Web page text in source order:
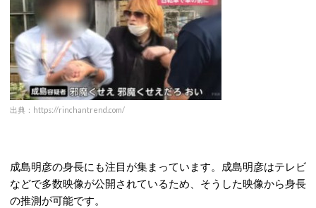
出典：https://rinchantrend.com/
成島明彦の身長にも注目が集まっています。成島明彦はテレビ
などで多数映像が公開されているため、そうした映像から身長
の推測が可能です。